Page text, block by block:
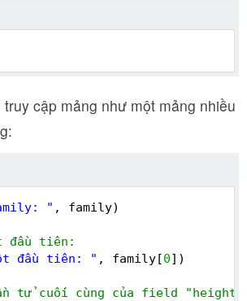
cập mảng như một mảng nhiều
" , family)
đầu tiên:
đầu tiên: " , family[0])
tử cuối cùng của field "height"